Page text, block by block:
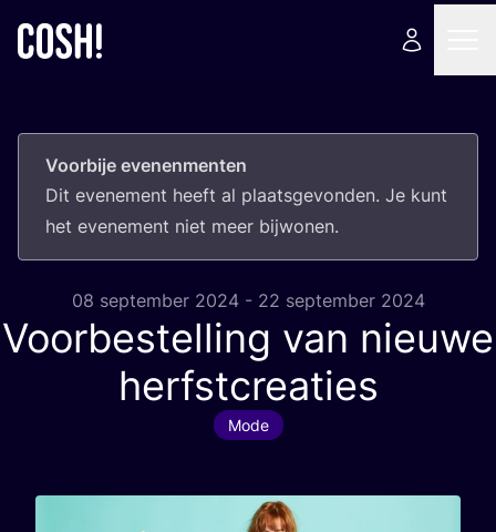
Voorbije evenenmenten
Dit eve­ne­ment heeft al plaats­ge­von­den. Je kunt
het eve­ne­ment niet meer bijwonen.
08 september 2024 - 22 september 2024
Voorbestelling van nieuwe
herfstcreaties
Mode